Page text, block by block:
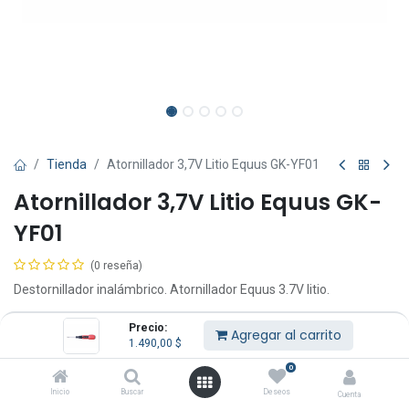
Precio:
1.490,00 $ Agregar al carrito
Inicio Buscar
0
Deseos Cuenta
Tienda Atornillador 3,7V Litio Equus GK-YF01
Atornillador 3,7V Litio Equus GK-
YF01
(0 reseña)
Destornillador inalámbrico. Atornillador Equus 3.7V litio.
1.490,00$ IVA Incluido